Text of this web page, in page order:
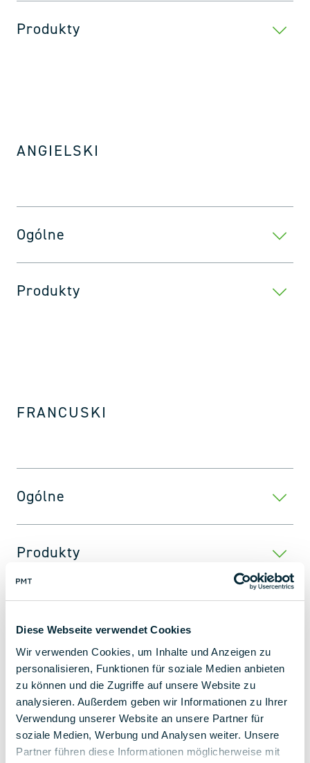
Diese Webseite verwendet Cookies
Wir verwenden Cookies, um Inhalte und Anzeigen zu
personalisieren, Funktionen für soziale Medien anbieten
zu können und die Zugriffe auf unsere Website zu
analysieren. Außerdem geben wir Informationen zu Ihrer
Verwendung unserer Website an unsere Partner für
soziale Medien, Werbung und Analysen weiter. Unsere
Partner führen diese Informationen möglicherweise mit
Produkty
ANGIELSKI
Ogólne
Produkty
FRANCUSKI
Ogólne
Produkty
ESPAÑOL
Ogólne